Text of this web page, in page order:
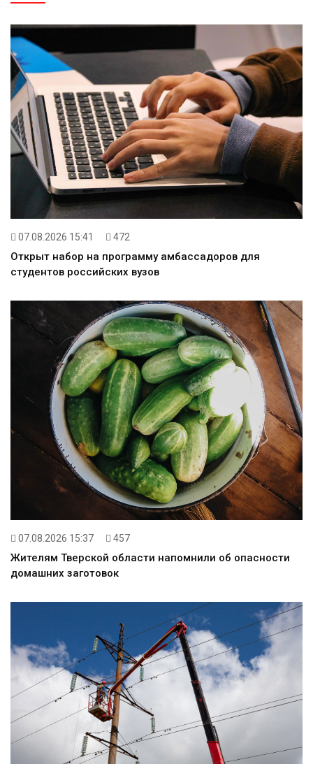
07.08.2026 15:41 472
Открыт набор на программу амбассадоров для
студентов российских вузов
07.08.2026 15:37 457
Жителям Тверской области напомнили об опасности
домашних заготовок